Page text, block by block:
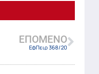
ΕΠΌΜΕΝΟ
ΕφΠειρ 368/20